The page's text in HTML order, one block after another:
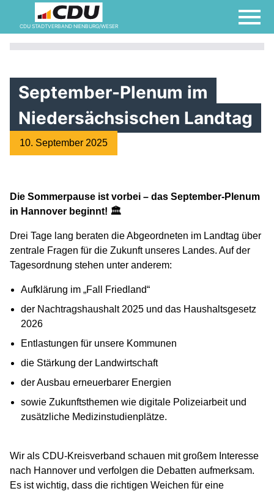
CDU STADTVERBAND NIENBURG/WESER
September-Plenum im
Niedersächsischen Landtag
10. September 2025
Die Sommerpause ist vorbei – das September-Plenum
in Hannover beginnt! 🏛️
Drei Tage lang beraten die Abgeordneten im Landtag über
zentrale Fragen für die Zukunft unseres Landes. Auf der
Tagesordnung stehen unter anderem:
Aufklärung im „Fall Friedland“
der Nachtragshaushalt 2025 und das Haushaltsgesetz
2026
Entlastungen für unsere Kommunen
die Stärkung der Landwirtschaft
der Ausbau erneuerbarer Energien
sowie Zukunftsthemen wie digitale Polizeiarbeit und
zusätzliche Medizinstudienplätze.
Wir als CDU-Kreisverband schauen mit großem Interesse
nach Hannover und verfolgen die Debatten aufmerksam.
Es ist wichtig, dass die richtigen Weichen für eine